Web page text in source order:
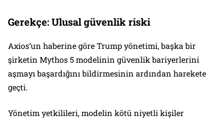
Gerekçe: Ulusal güvenlik riski
Axios’un haberine göre Trump yönetimi, başka bir
şirketin Mythos 5 modelinin güvenlik bariyerlerini
aşmayı başardığını bildirmesinin ardından harekete
geçti.
Yönetim yetkilileri, modelin kötü niyetli kişiler